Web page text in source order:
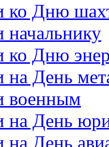
ко Дню
начальнику
ко Дню
на День
военным
на День
на День